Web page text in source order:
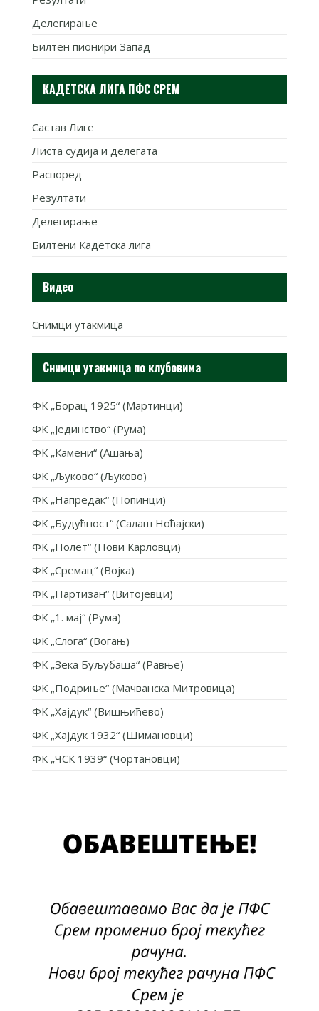
Делегирање
Билтен пионири Запад
КАДЕТСКА ЛИГА ПФС СРЕМ
Састав Лиге
Листа судија и делегата
Распоред
Резултати
Делегирање
Билтени Кадетска лига
Видео
Снимци утакмица
Снимци утакмица по клубовима
ФК „Борац 1925“ (Мартинци)
ФК „Јединство“ (Рума)
ФК „Камени“ (Ашања)
ФК „Љуково“ (Љуково)
ФК „Напредак“ (Попинци)
ФК „Будућност“ (Салаш Ноћајски)
ФК „Полет“ (Нови Карловци)
ФК „Сремац“ (Војка)
ФК „Партизан“ (Витојевци)
ФК „1. мај“ (Рума)
ФК „Слога“ (Вогањ)
ФК „Зека Буљубаша“ (Равње)
ФК „Подриње“ (Мачванска Митровица)
ФК „Хајдук“ (Вишњићево)
ФК „Хајдук 1932“ (Шимановци)
ФК „ЧСК 1939“ (Чортановци)